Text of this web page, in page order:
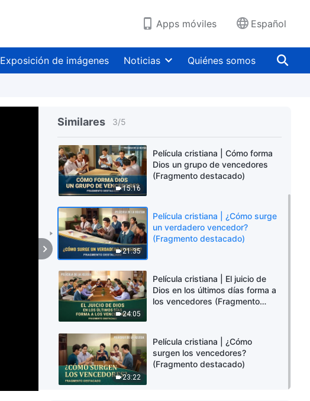
Apps móviles Español
Exposición de imágenes Noticias Quiénes somos
Similares 3/510:56
15:16
Película cristiana | Cómo forma
Dios un grupo de vencedores
(Fragmento destacado)
21:35
Película cristiana | ¿Cómo surge
un verdadero vencedor?
(Fragmento destacado)
24:05
Película cristiana | El juicio de
Dios en los últimos días forma a
los vencedores (Fragmento
23:22
Película cristiana | ¿Cómo
surgen los vencedores?
(Fragmento destacado)